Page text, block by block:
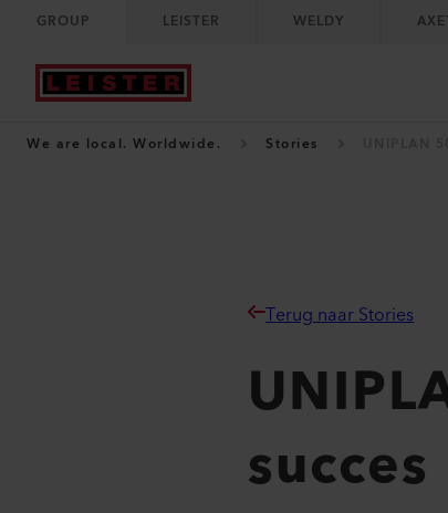
GROUP LEISTER WELDY
We are local. Worldwide. Stories
Terug naar Stories
succes